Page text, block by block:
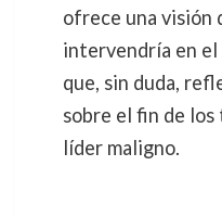
ofrece una visión
intervendría en el
que, sin duda,
sobre el fin de los
líder maligno.